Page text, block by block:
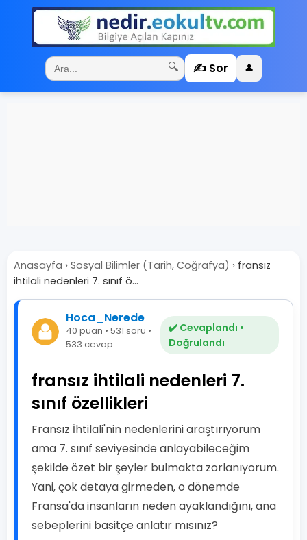
🔍 ✍️ Sor 👤
Anasayfa › Sosyal Bilimler (Tarih, Coğrafya) › fransız
ihtilali nedenleri 7. sınıf ö...
Hoca_Nerede
40 puan • 531 soru •
533 cevap
✔️ Cevaplandı •
Doğrulandı
fransız ihtilali nedenleri 7.
sınıf özellikleri
Fransız İhtilali'nin nedenlerini araştırıyorum
ama 7. sınıf seviyesinde anlayabileceğim
şekilde özet bir şeyler bulmakta zorlanıyorum.
Yani, çok detaya girmeden, o dönemde
Fransa'da insanların neden ayaklandığını, ana
sebeplerini basitçe anlatır mısınız?